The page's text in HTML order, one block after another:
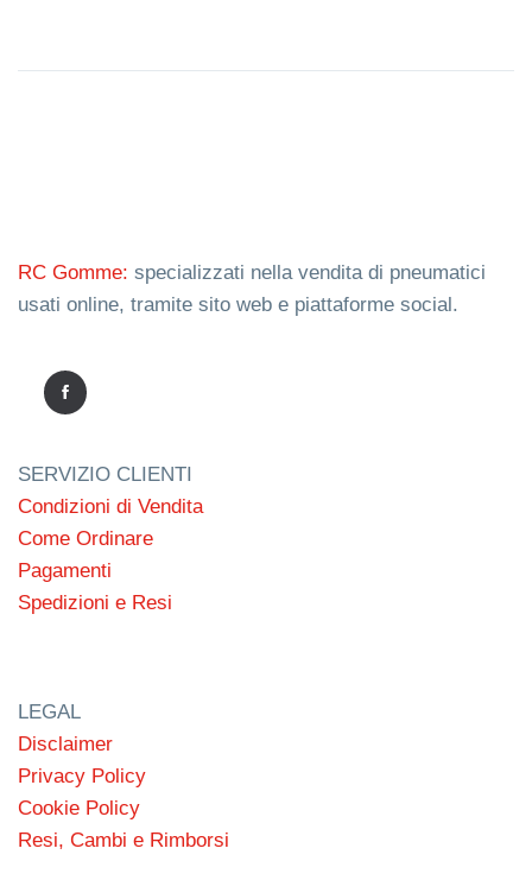
RC Gomme: specializzati nella vendita di pneumatici
usati online, tramite sito web e piattaforme social.
SERVIZIO CLIENTI
Condizioni di Vendita
Come Ordinare
Pagamenti
Spedizioni e Resi
LEGAL
Disclaimer
Privacy Policy
Cookie Policy
Resi, Cambi e Rimborsi